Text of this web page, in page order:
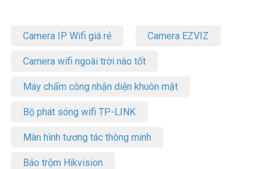
– Tắt nguồn điện trước khi đấu nối thiết bị
Teminal N và L đấu vào nguồn điện 220v ,N và L’ ra đèn)
>>> Xem thêm: 99+ Mẫu Công Tắc Thông Minh
Một số vấn đề thường xảy ra và cách khắc
phục
Camera IP Wifi giá rẻ Camera EZVIZ
Camera wifi ngoài trời nào tốt
Máy chấm công nhận diện khuôn mặt
Bộ phát sóng wifi TP-LINK
Màn hình tương tác thông minh
Báo trộm Hikvision